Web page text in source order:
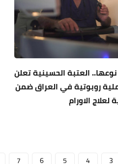
العتبة الحسينية تعلن
روبوتية في العراق ضمن
الاورام
3
4
5
6
7